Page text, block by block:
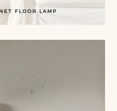
FLOOR LAMP